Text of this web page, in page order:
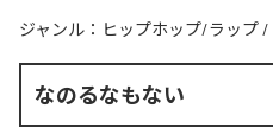
ジャンル： ヒップホップ/ラップ /
なのるなもない